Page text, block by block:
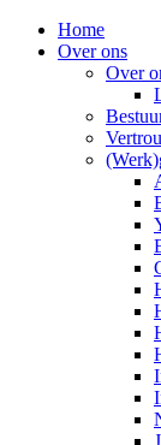
Home
Over ons
Over